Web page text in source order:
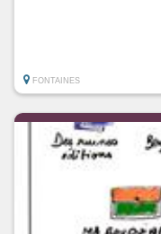
FONTAINES